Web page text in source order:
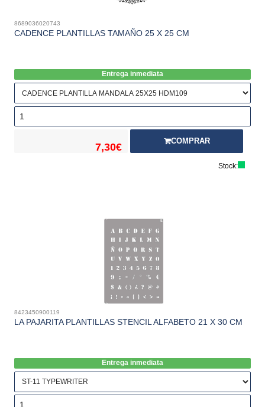
8689036020743
CADENCE PLANTILLAS TAMAÑO 25 X 25 CM
Entrega inmediata
7,30€
COMPRAR
Stock:
8423450900119
LA PAJARITA PLANTILLAS STENCIL ALFABETO 21 X 30 CM
Entrega inmediata